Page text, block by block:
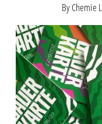
By Chemie